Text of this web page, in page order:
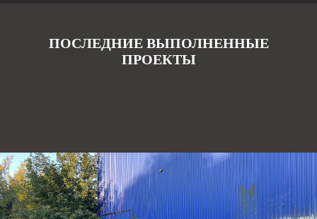
ПОСЛЕДНИЕ ВЫПОЛНЕННЫЕ
ПРОЕКТЫ